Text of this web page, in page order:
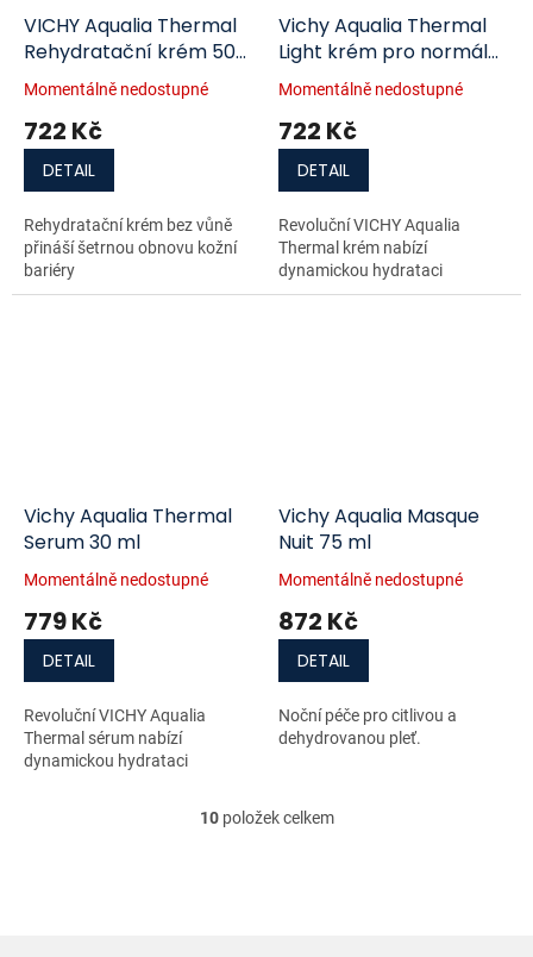
VICHY Aqualia Thermal
Rehydratační krém 50
ml
Momentálně nedostupné
722 Kč
DETAIL
Rehydratační krém bez vůně
přináší šetrnou obnovu kožní
bariéry
Vichy Aqualia Thermal
Light krém pro normální
až smíšenou citlivou pleť
50 ml
Momentálně nedostupné
722 Kč
DETAIL
Revoluční VICHY Aqualia
Thermal krém nabízí
dynamickou hydrataci
Vichy Aqualia Thermal
Serum 30 ml
Momentálně nedostupné
779 Kč
DETAIL
Revoluční VICHY Aqualia
Thermal sérum nabízí
dynamickou hydrataci
Vichy Aqualia Masque
Nuit 75 ml
Momentálně nedostupné
872 Kč
DETAIL
Noční péče pro citlivou a
dehydrovanou pleť.
O
10položek celkem